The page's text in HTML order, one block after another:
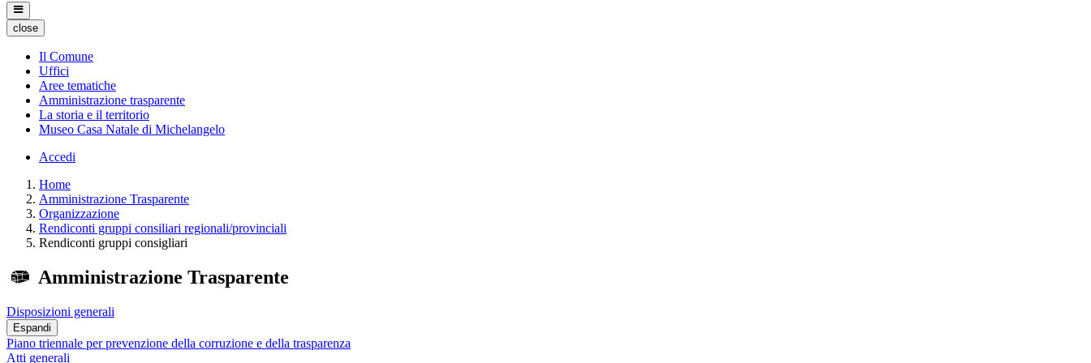
close
Il Comune
Uffici
Aree tematiche
Amministrazione trasparente
La storia e il territorio
Museo Casa Natale di Michelangelo
Accedi
Home
Amministrazione Trasparente
Organizzazione
Rendiconti gruppi consiliari regionali/provinciali
Rendiconti gruppi consigliari
Amministrazione Trasparente
Disposizioni generali
Espandi
Piano triennale per prevenzione della corruzione e della trasparenza
Atti generali